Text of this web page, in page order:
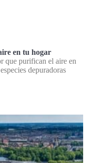
en tu hogar
que purifican el aire en
depuradoras